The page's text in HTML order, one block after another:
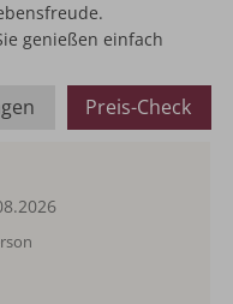
genießen einfach
Preis-Check